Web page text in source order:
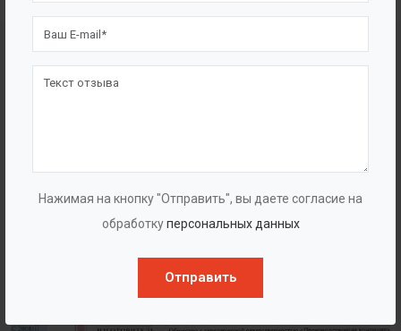
Нажимая на кнопку "Отправить", вы даете согласие на
обработкуперсональных данных
Отправить
Сертификаты